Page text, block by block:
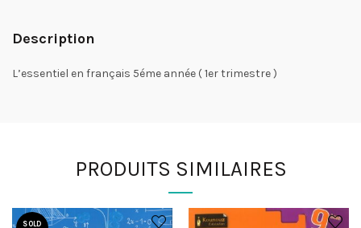
Description
L’essentiel en français 5éme année ( 1er trimestre )
PRODUITS SIMILAIRES
SOLD